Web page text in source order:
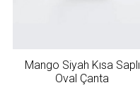
Mango Siyah Kısa Saplı
Oval Çanta